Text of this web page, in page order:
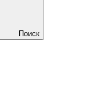
Поиск